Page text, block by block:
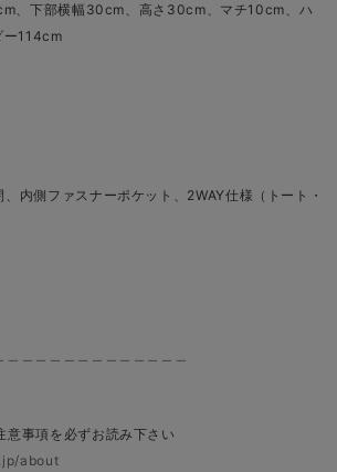
、下部横幅30cm、高さ30cm、マチ10cm、ハ
ー114cm
内側ファスナーポケット、2WAY仕様（トート・
事項を必ずお読み下さい
about